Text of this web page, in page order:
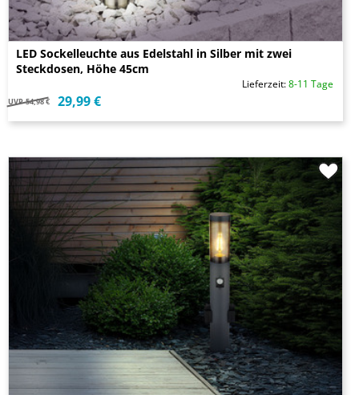
LED Sockelleuchte aus Edelstahl in Silber mit zwei
Steckdosen, Höhe 45cm
Lieferzeit:8-11 Tage
UVP 54,98 € 29,99 €